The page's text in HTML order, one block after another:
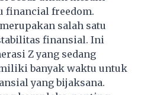
financial freedom.
salah satu
finansial. Ini
Z yang sedang
banyak waktu untuk
yang bijaksana.